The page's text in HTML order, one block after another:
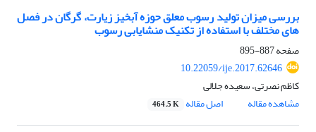
بررسی میزان تولید رسوب معلق حوزه آبخیز زیارت، گرگان در فصل
های مختلف با استفاده از تکنیک منشایابی رسوب
صفحه887-895
10.22059/ije.2017.62646
کاظم نصرتی، سعیده جلالی
مشاهده مقاله
اصل مقاله 464.5 K